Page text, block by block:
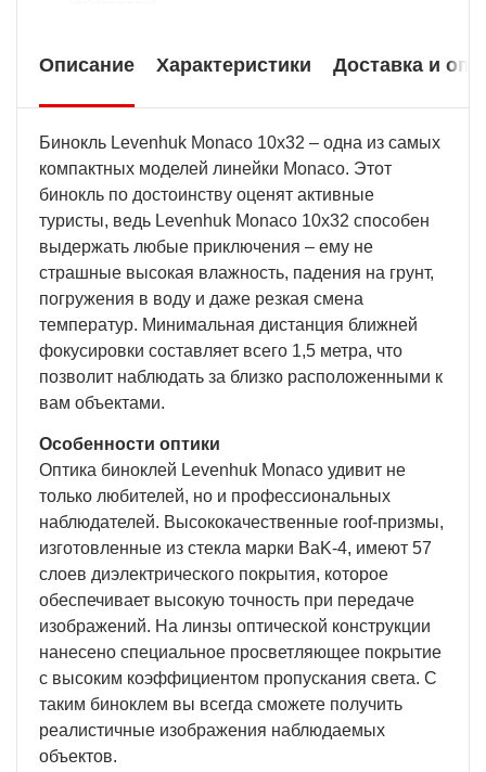
Описание Характеристики Доставка и
Бинокль Levenhuk Monaco 10x32 – одна из самых
компактных моделей линейки Monaco. Этот
бинокль по достоинству оценят активные
туристы, ведь Levenhuk Monaco 10x32 способен
выдержать любые приключения – ему не
страшные высокая влажность, падения на грунт,
погружения в воду и даже резкая смена
температур. Минимальная дистанция ближней
фокусировки составляет всего 1,5 метра, что
позволит наблюдать за близко расположенными к
вам объектами.
Особенности оптики
Оптика биноклей Levenhuk Monaco удивит не
только любителей, но и профессиональных
наблюдателей. Высококачественные roof-призмы,
изготовленные из стекла марки BaK-4, имеют 57
слоев диэлектрического покрытия, которое
обеспечивает высокую точность при передаче
изображений. На линзы оптической конструкции
нанесено специальное просветляющее покрытие
с высоким коэффициентом пропускания света. С
таким биноклем вы всегда сможете получить
реалистичные изображения наблюдаемых
объектов.